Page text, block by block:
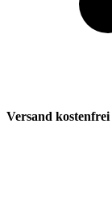
Versand kostenfrei